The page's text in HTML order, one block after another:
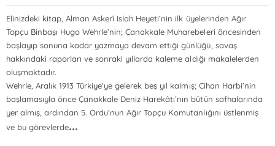
Elinizdeki kitap, Alman Askerî Islah Heyeti’nin ilk üyelerinden Ağır
Topçu Binbaşı Hugo Wehrle’nin; Çanakkale Muharebeleri öncesinden
başlayıp sonuna kadar yazmaya devam ettiği günlüğü, savaş
hakkındaki raporları ve sonraki yıllarda kaleme aldığı makalelerden
oluşmaktadır.
Wehrle, Aralık 1913 Türkiye’ye gelerek beş yıl kalmış; Cihan Harbi’nin
başlamasıyla önce Çanakkale Deniz Harekâtı’nın bütün safhalarında
yer almış, ardından 5. Ordu’nun Ağır Topçu Komutanlığını üstlenmiş
ve bu görevlerde...